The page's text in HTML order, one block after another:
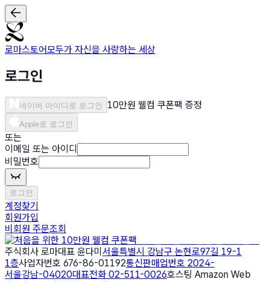
로마스토어모두가 자신을 사랑하는 세상
로그인
네이버 아이디로 로그인 10만원 웰컴 쿠폰팩 증정
Apple로 로그인
또는
이메일 또는 아이디
비밀번호
로그인
계정찾기
회원가입
비회원 주문조회
주식회사 로마대표 윤다미 서울특별시 강남구 논현로97길 19-1
1층사업자번호 676-86-01192통신판매업번호 2024-
서울강남-04020대표전화 02-511-0026호스팅 Amazon Web